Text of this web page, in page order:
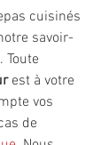
cuisinés
savoir-
est à votre
vos
de